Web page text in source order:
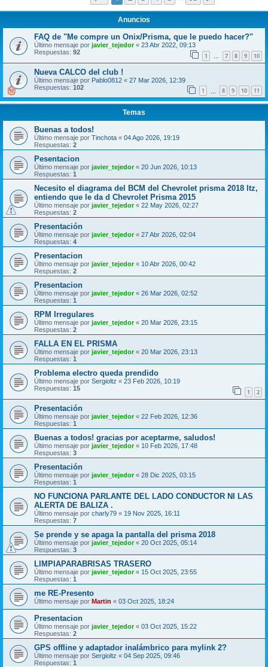
Anuncios
FAQ de "Me compre un Onix/Prisma, que le puedo hacer?"
Último mensaje por javier_tejedor« 23 Abr 2022, 09:13
Respuestas: 92 1 … 7 8 9 10
Nueva CALCO del club !
Último mensaje por Pablo0812 « 27 Mar 2026, 12:39
Respuestas: 102 1 8 9 10 11
Temas
Buenas a todos!
Último mensaje por Tinchota « 04 Ago 2026, 19:19
Respuestas: 2
Pesentacion
Último mensaje por javier_tejedor« 20 Jun 2026, 10:13
Respuestas: 1
Necesito el diagrama del BCM del Chevrolet prisma 2018 ltz,
entiendo que le da d Chevrolet Prisma 2015
Último mensaje por javier_tejedor« 22 May 2026, 02:27
Respuestas: 2
Presentación
Último mensaje por javier_tejedor« 27 Abr 2026, 02:04
Respuestas: 4
Presentacion
Último mensaje por javier_tejedor« 10 Abr 2026, 00:42
Respuestas: 2
Presentacion
Último mensaje por javier_tejedor« 26 Mar 2026, 02:52
Respuestas: 1
RPM Irregulares
Último mensaje por javier_tejedor« 20 Mar 2026, 23:15
Respuestas: 2
FALLA EN EL PRISMA
Último mensaje por javier_tejedor« 20 Mar 2026, 23:13
Respuestas: 1
Problema electro queda prendido
Último mensaje por Sergioltz « 23 Feb 2026, 10:19
Respuestas: 15 1 2
Presentación
Último mensaje por javier_tejedor« 22 Feb 2026, 12:36
Respuestas: 1
Buenas a todos! gracias por aceptarme, saludos!
Último mensaje por javier_tejedor« 10 Feb 2026, 17:48
Respuestas: 3
Presentación
Último mensaje por javier_tejedor« 28 Dic 2025, 03:15
Respuestas: 1
NO FUNCIONA PARLANTE DEL LADO CONDUCTOR NI LAS
ALERTA DE BALIZA .
Último mensaje por charly79 « 19 Nov 2025, 16:11
Respuestas: 7
Se prende y se apaga la pantalla del prisma 2018
Último mensaje por javier_tejedor« 20 Oct 2025, 05:14
Respuestas: 3
LIMPIAPARABRISAS TRASERO
Último mensaje por javier_tejedor« 15 Oct 2025, 23:55
Respuestas: 1
me RE-Presento
Último mensaje por Martin « 03 Oct 2025, 18:24
Presentacion
Último mensaje por javier_tejedor« 03 Oct 2025, 15:22
Respuestas: 2
GPS offline y adaptador inalámbrico para mylink 2?
Último mensaje por Sergioltz « 04 Sep 2025, 09:46
Respuestas: 1